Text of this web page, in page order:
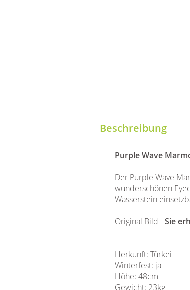
Beschreibung
Purple Wave
Der Purple Wave
wunderschönen
Wasserstein
Original Bild -Sie
Herkunft: Türkei
Winterfest: ja
Höhe: 48cm
Gewicht: 23kg